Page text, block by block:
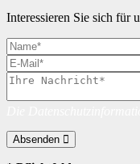
Interessieren Sie sich für
Absenden